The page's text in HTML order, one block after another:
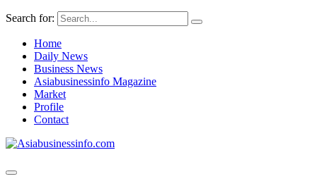
Search for:
Home
Daily News
Business News
Asiabusinessinfo Magazine
Market
Profile
Contact